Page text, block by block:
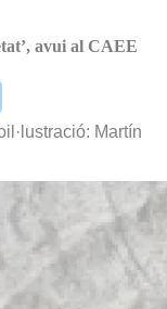
avui al CAEE
Martín